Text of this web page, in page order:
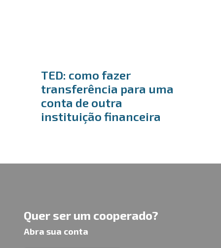
TED: como fazer
transferência para uma
conta de outra
instituição financeira
Quer ser um cooperado?
Abra sua conta